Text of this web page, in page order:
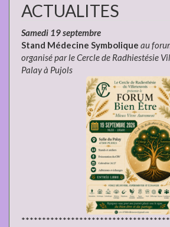
ACTUALITES
Samedi 19 septembre
Stand Médecine Symbolique au
organisé par le Cercle de Radhiestésie
Palay à Pujols